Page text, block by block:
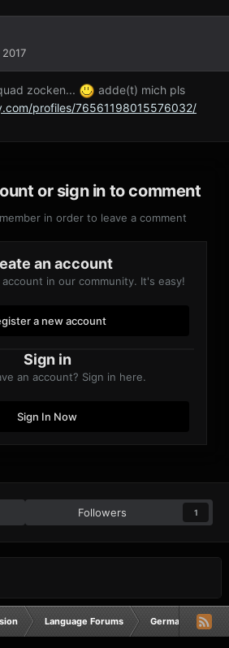
zocken...
adde(t) mich pls
profiles/76561198015576032/
or sign in to comment
in order to leave a comment
an account
in our community. It's easy!
a new account
Sign in
an account? Sign in here.
Sign In Now
Followers 1
Language Forums German